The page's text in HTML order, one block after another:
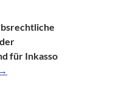
für Inkasso
leiden unter
→